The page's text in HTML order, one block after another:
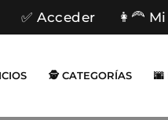
✅ Acceder 👩‍🦰
🕵️ CATEGORÍAS 🌆